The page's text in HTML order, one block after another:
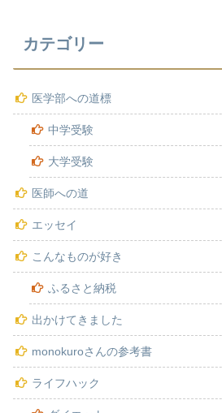
カテゴリー
医学部への道標
中学受験
大学受験
医師への道
エッセイ
こんなものが好き
ふるさと納税
出かけてきました
monokuroさんの参考書
ライフハック